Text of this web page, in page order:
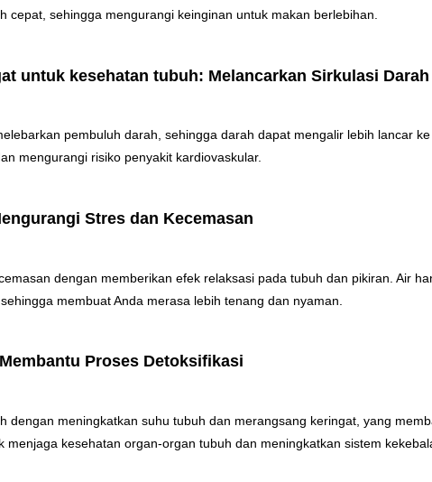
sehingga mengurangi keinginan untuk makan berlebihan.
untuk kesehatan tubuh: Melancarkan Sirkulasi Darah
pembuluh darah, sehingga darah dapat mengalir lebih lancar
mengurangi risiko penyakit kardiovaskular.
Stres dan Kecemasan
dengan memberikan efek relaksasi pada tubuh dan pikiran. Air
membuat Anda merasa lebih tenang dan nyaman.
Proses Detoksifikasi
dengan meningkatkan suhu tubuh dan merangsang keringat, yang
kesehatan organ-organ tubuh dan meningkatkan sistem